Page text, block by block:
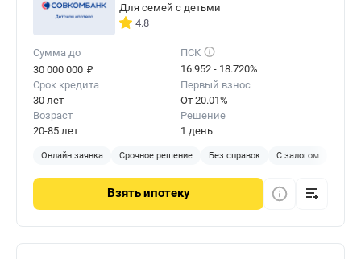
Для семей с детьми
4.8
Сумма до
30 000 000 ₽
ПСК
16.952 - 18.720%
Срок кредита
30 лет
Первый взнос
От 20.01%
Возраст
20-85 лет
Решение
1 день
Онлайн заявка Срочное решение Без справок С залогом
Взятьипотеку